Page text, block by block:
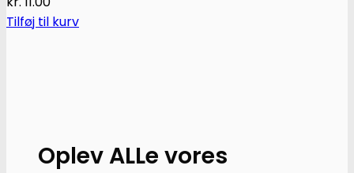
Oplev ALLe vores
Tilføj til kurv